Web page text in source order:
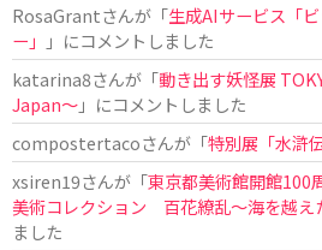
RosaGrantさんが「生成AIサービス「
ー」
」にコメントしました
katarina8さんが「動き出す妖怪展
Japan〜」にコメントしました
compostertacoさんが「特別展「水滸伝
xsiren19さんが「東京都美術館開館
美術コレクション 百花繚乱～海を越え
ました